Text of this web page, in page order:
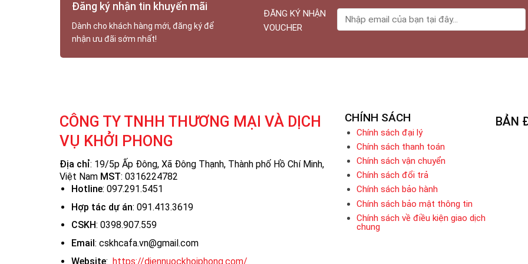
Đăng ký nhận tin khuyến mãi
Dành cho khách hàng mới, đăng ký để
nhận ưu đãi sớm nhất!
ĐĂNG KÝ NHẬN
VOUCHER
CÔNG TY TNHH THƯƠNG MẠI VÀ DỊCH
VỤ KHỞI PHONG
Địa chỉ: 19/5p Ấp Đông, Xã Đông Thạnh, Thành phố Hồ Chí Minh,
Việt Nam MST: 0316224782
Hotline: 097.291.5451
Hợp tác dự án: 091.413.3619
CSKH: 0398.907.559
Email: cskhcafa.vn@gmail.com
Website:https://diennuockhoiphong.com/
CHÍNH SÁCH
Chính sách đại lý
Chính sách thanh toán
Chính sách vận chuyển
Chính sách đổi trả
Chính sách bảo hành
Chính sách bảo mật thông tin
Chính sách về điều kiện giao dịch
chung
BẢN